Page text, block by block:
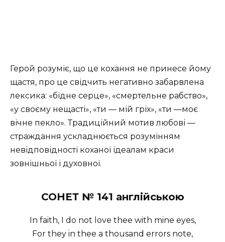
Герой розуміє, що це кохання не принесе йому
щастя, про це свідчить негативно забарвлена
лексика: «бідне серце», «смертельне рабство»,
«у своєму нещасті», «ти — мій гріх», «ти —моє
вічне пекло». Традиційний мотив любові —
страждання ускладнюється розумінням
невідповідності коханої ідеалам краси
зовнішньої і духовної.
СОНЕТ № 141 англійською
In faith, I do not love thee with mine eyes,
For they in thee a thousand errors note,